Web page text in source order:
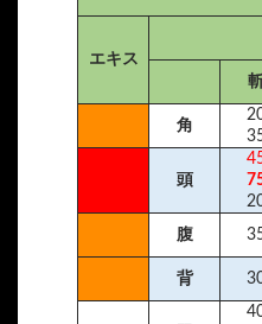
エキス
角
頭
腹
背